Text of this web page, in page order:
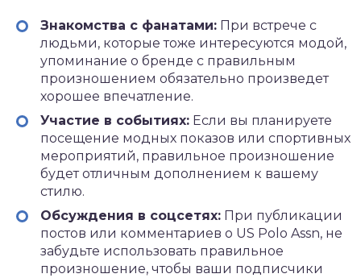
Знакомства с фанатами: При встрече с
людьми, которые тоже интересуются модой,
упоминание о бренде с правильным
произношением обязательно произведет
хорошее впечатление.
Участие в событиях: Если вы планируете
посещение модных показов или спортивных
мероприятий, правильное произношение
будет отличным дополнением к вашему
стилю.
Обсуждения в соцсетях: При публикации
постов или комментариев о US Polo Assn, не
забудьте использовать правильное
произношение, чтобы ваши подписчики